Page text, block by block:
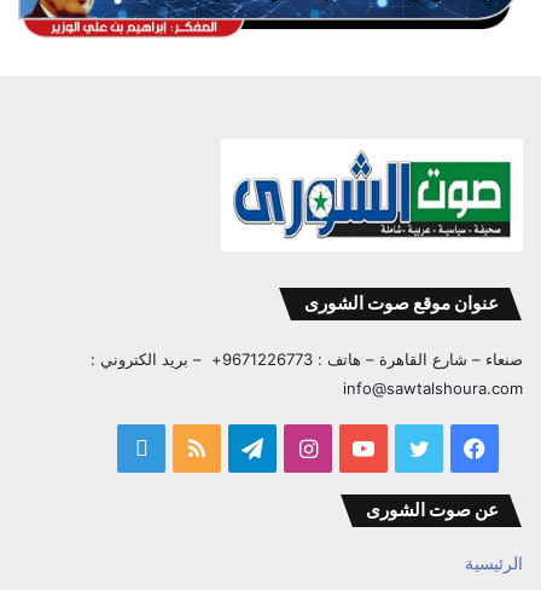
عنوان موقع صوت الشورى
صنعاء – شارع القاهرة – هاتف : 9671226773+ – بريد الكتروني :
info@sawtalshoura.com
فيسبوك تويتر يوتيوب انستقرامتيلقرام ملخص
عن صوت الشورى
الرئيسية